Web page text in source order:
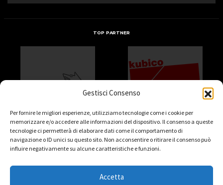
Gestisci Consenso
Per fornire le migliori esperienze, utilizziamo tecnologie come i cookie per
memorizzare e/o accedere alle informazioni del dispositivo. Il consenso a queste
tecnologie ci permetterà di elaborare dati come il comportamento di
navigazione o ID unici su questo sito. Non acconsentire o ritirare il consenso può
influire negativamente su alcune caratteristiche e funzioni.
Accetta
TOP PARTNER